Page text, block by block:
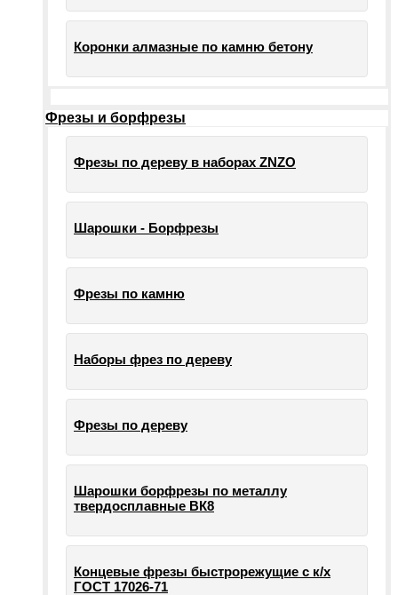
Коронки алмазные по камню бетону
Фрезы и борфрезы
Фрезы по дереву в наборах ZNZO
Шарошки - Борфрезы
Фрезы по камню
Наборы фрез по дереву
Фрезы по дереву
Шарошки борфрезы по металлу
твердосплавные ВК8
Концевые фрезы быстрорежущие с к/х
ГОСТ 17026-71